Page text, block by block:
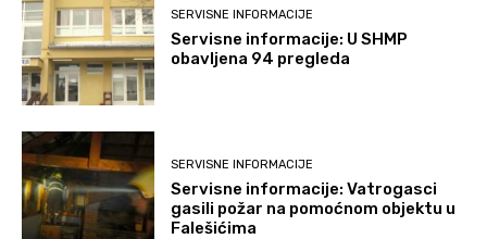
SERVISNE INFORMACIJE
Servisne informacije: U SHMP
obavljena 94 pregleda
SERVISNE INFORMACIJE
Servisne informacije: Vatrogasci
gasili požar na pomoćnom objektu u
Falešićima